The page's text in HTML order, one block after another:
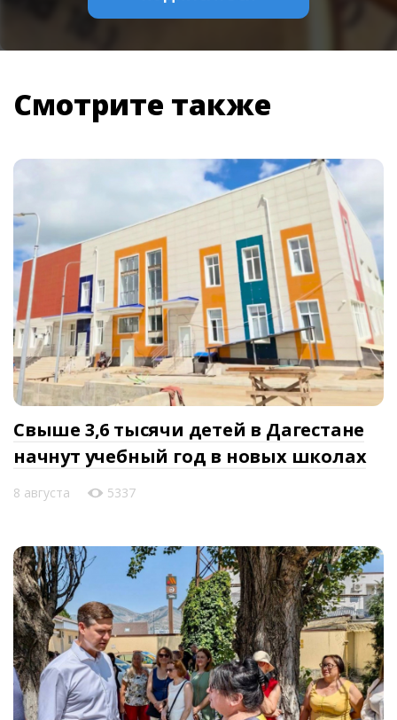
Смотрите также
Свыше 3,6 тысячи детей в Дагестане
начнут учебный год в новых школах
8 августа 5337